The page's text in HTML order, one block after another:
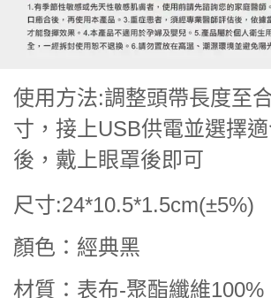
使用方法:調整頭帶長度至
寸，接上USB供電並選擇
後，戴上眼罩後即可
尺寸:24*10.5*1.5cm(±5%)
顏色：經典黑
材質：表布-聚酯纖維100%